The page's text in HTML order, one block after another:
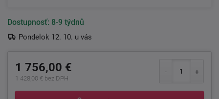
Dostupnosť: 8-9 týdnů
Pondelok 12. 10. u vás
1 756,00 €
1 428,00 € bez DPH